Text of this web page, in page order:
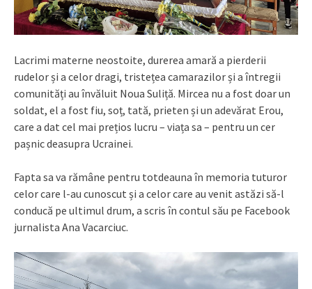
Lacrimi materne neostoite, durerea amară a pierderii
rudelor și a celor dragi, tristețea camarazilor și a întregii
comunități au învăluit Noua Suliță. Mircea nu a fost doar un
soldat, el a fost fiu, soț, tată, prieten și un adevărat Erou,
care a dat cel mai prețios lucru – viața sa – pentru un cer
pașnic deasupra Ucrainei.
Fapta sa va rămâne pentru totdeauna în memoria tuturor
celor care l-au cunoscut și a celor care au venit astăzi să-l
conducă pe ultimul drum, a scris în contul său pe Facebook
jurnalista Ana Vacarciuc.